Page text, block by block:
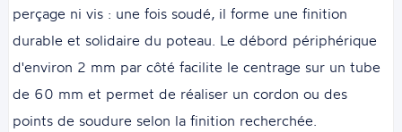
perçage ni vis : une fois soudé, il forme une finition
durable et solidaire du poteau. Le débord périphérique
d'environ 2 mm par côté facilite le centrage sur un tube
de 60 mm et permet de réaliser un cordon ou des
points de soudure selon la finition recherchée.